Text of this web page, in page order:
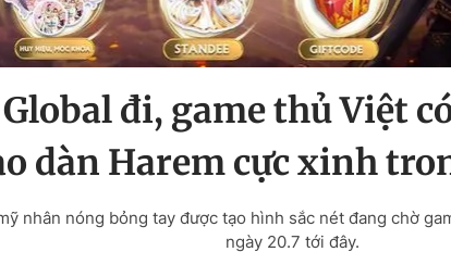
đi, game thủ Việt
dàn Harem cực xinh
nhân nóng bỏng tay được tạo hình sắc nét đang chờ
ngày 20.7 tới đây.